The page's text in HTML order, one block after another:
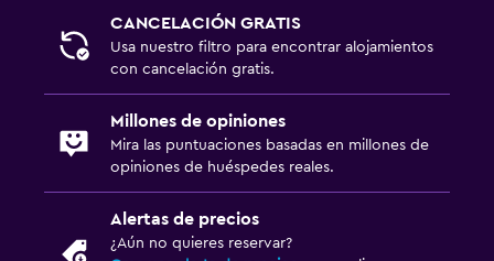
CANCELACIÓN GRATIS
Usa nuestro filtro para encontrar alojamientos
con cancelación gratis.
Millones de opiniones
Mira las puntuaciones basadas en millones de
opiniones de huéspedes reales.
Alertas de precios
¿Aún no quieres reservar?